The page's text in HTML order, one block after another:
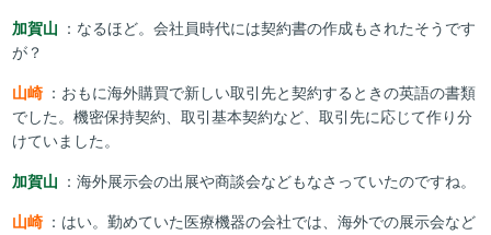
加賀山 ：なるほど。会社員時代には契約書の作成もされたそうです
が？
山崎 ：おもに海外購買で新しい取引先と契約するときの英語の書類
でした。機密保持契約、取引基本契約など、取引先に応じて作り分
けていました。
加賀山 ：海外展示会の出展や商談会などもなさっていたのですね。
山崎 ：はい。勤めていた医療機器の会社では、海外での展示会など